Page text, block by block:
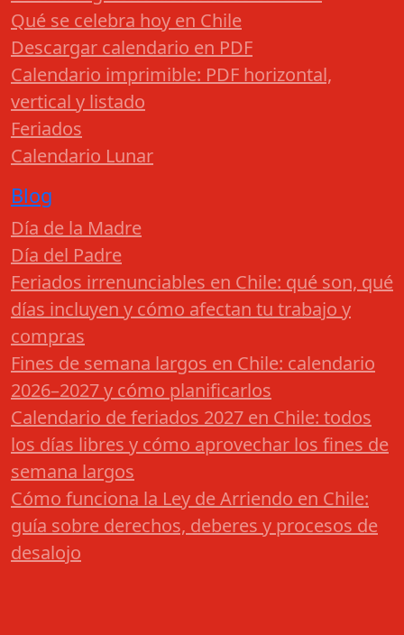
Qué se celebra hoy en Chile
Descargar calendario en PDF
Calendario imprimible: PDF horizontal,
vertical y listado
Feriados
Calendario Lunar
Blog
Día de la Madre
Día del Padre
Feriados irrenunciables en Chile: qué son, qué
días incluyen y cómo afectan tu trabajo y
compras
Fines de semana largos en Chile: calendario
2026–2027 y cómo planificarlos
Calendario de feriados 2027 en Chile: todos
los días libres y cómo aprovechar los fines de
semana largos
Cómo funciona la Ley de Arriendo en Chile:
guía sobre derechos, deberes y procesos de
desalojo